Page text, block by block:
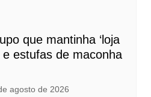
que mantinha ‘loja
e estufas de maconha
agosto de 2026